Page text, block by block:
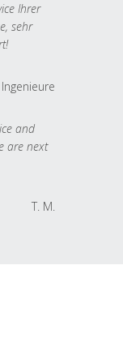
Ihrer
sehr
and
are next
T. M.